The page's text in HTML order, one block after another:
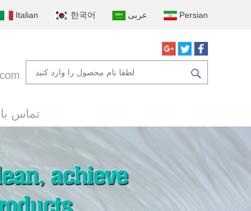
Italian 한국어 عربى Persian
تماس